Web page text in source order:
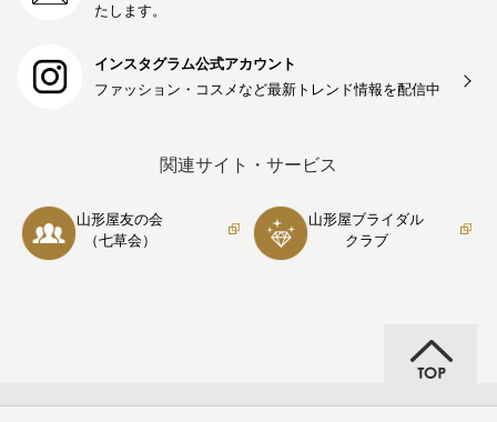
たします。
インスタグラム公式アカウント
ファッション・コスメなど最新トレンド情報を配信中
関連サイト・サービス
山形屋友の会
（七草会）
山形屋ブライダル
クラブ